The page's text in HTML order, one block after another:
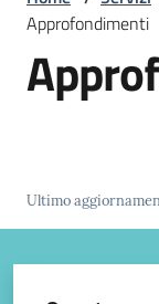
Servizi
Menu
Vivere
Approfondimenti
Ultimo